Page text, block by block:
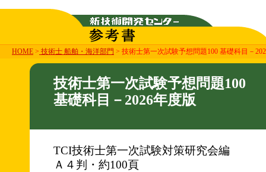
HOME > 技術士 船舶・海洋部門 > 技術士第一次試験予想問題100 基礎科目－
技術士第一次試験予想問題100
基礎科目－2026年度版
TCI技術士第一次試験対策研究会編
Ａ４判・約100頁